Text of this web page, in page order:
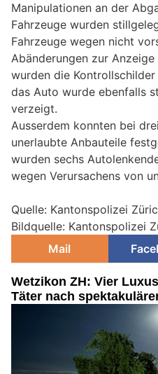
Manipulationen an der
Fahrzeuge wurden
Fahrzeuge wegen nicht
Abänderungen zur
wurden die
das Auto wurde ebenfalls
verzeigt.
Ausserdem konnten bei
unerlaubte Anbauteile
wurden sechs
wegen Verursachens von
Quelle: Kantonspolizei
Bildquelle: Kantonspolizei
Mail
Wetzikon ZH: Vier
Täter nach